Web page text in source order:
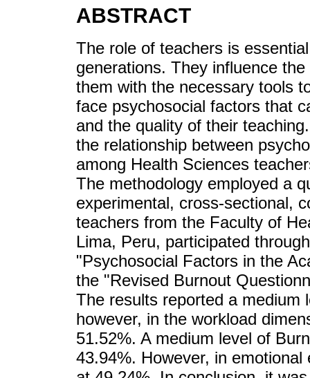
ABSTRACT
The role of teachers is
generations. They influence
them with the necessary tools
face psychosocial factors that
and the quality of their
the relationship between
among Health Sciences
The methodology employed a
experimental, cross-sectional,
teachers from the Faculty of
Lima, Peru, participated
"Psychosocial Factors in the
the "Revised Burnout
The results reported a medium
however, in the workload
51.52%. A medium level of
43.94%. However, in